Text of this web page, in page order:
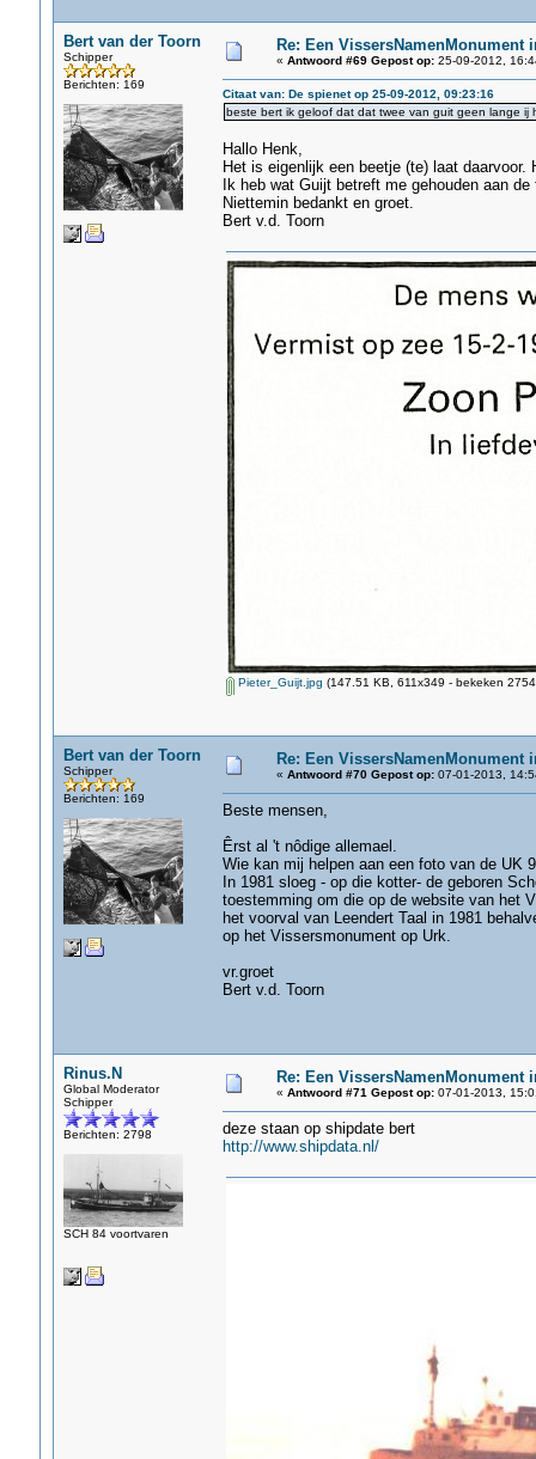
Bert van der Toorn
Schipper
Berichten: 169
Re: Een VissersNamenMonument
« Antwoord #69 Gepost op:25-09-2012,
Citaat van: De spienet op 25-09-2012, 09:23:16
beste bert ik geloof dat dat twee van guit geen lange
Hallo Henk,
Het is eigenlijk een beetje (te) laat
Ik heb wat Guijt betreft me gehouden aan
Niettemin bedankt en groet.
Bert v.d. Toorn
Pieter_Guijt.jpg (147.51 KB, 611x349 - bekeken 2754
Bert van der Toorn
Schipper
Berichten: 169
Re: Een VissersNamenMonument
« Antwoord #70 Gepost op:07-01-2013,
Beste mensen,
Êrst al 't nôdige allemael.
Wie kan mij helpen aan een foto van de UK
In 1981 sloeg - op die kotter- de geboren
toestemming om die op de website van het
het voorval van Leendert Taal in 1981
op het Vissersmonument op Urk.
vr.groet
Bert v.d. Toorn
Rinus.N
Global Moderator
Schipper
Berichten: 2798
SCH 84 voortvaren
Re: Een VissersNamenMonument
« Antwoord #71 Gepost op:07-01-2013,
deze staan op shipdate bert
http://www.shipdata.nl/